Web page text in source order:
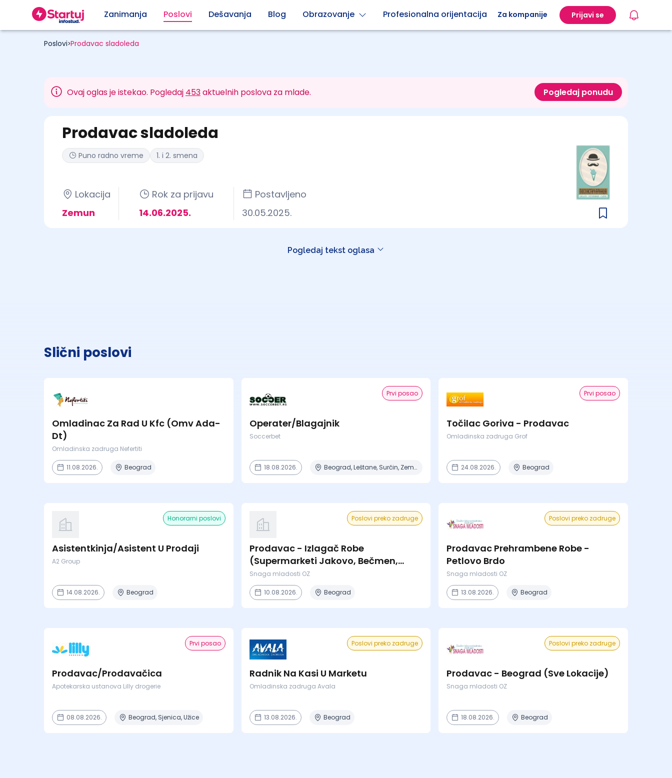
Zanimanja Poslovi Dešavanja Blog Obrazovanje Profesionalna orijentacija Za kompanije Prijavi se
Poslovi>Prodavac sladoleda
Ovaj oglas je istekao. Pogledaj 453aktuelnih poslova za mlade. Pogledaj ponudu
Prodavac sladoleda
Lokacija
Zemun
Rok za prijavu
14.06.2025.
Postavljeno
30.05.2025.
Puno radno vreme 1. i 2. smena
Pogledaj tekst oglasa
Slični poslovi
Omladinac Za Rad U Kfc (Omv Ada-
Dt)
Omladinska zadruga Nefertiti
11.08.2026. Beograd
Prvi posao
Operater/Blagajnik
Soccerbet
18.08.2026. Beograd, Leštane, Surčin, Zemun Polje
Prvi posao
Točilac Goriva - Prodavac
Omladinska zadruga Grof
24.08.2026. Beograd
Honorarni poslovi
Asistentkinja/Asistent U Prodaji
A2 Group
14.08.2026. Beograd
Poslovi preko zadruge
Prodavac - Izlagač Robe
(Supermarketi Jakovo, Bečmen,
Boleč)
Snaga mladosti OZ
10.08.2026. Beograd
Poslovi preko zadruge
Prodavac Prehrambene Robe -
Petlovo Brdo
Snaga mladosti OZ
13.08.2026. Beograd
Prvi posao
Prodavac/Prodavačica
Apotekarska ustanova Lilly drogerie
08.08.2026. Beograd, Sjenica, Užice
Poslovi preko zadruge
Radnik Na Kasi U Marketu
Omladinska zadruga Avala
13.08.2026. Beograd
Poslovi preko zadruge
Prodavac - Beograd (Sve Lokacije)
Snaga mladosti OZ
18.08.2026. Beograd